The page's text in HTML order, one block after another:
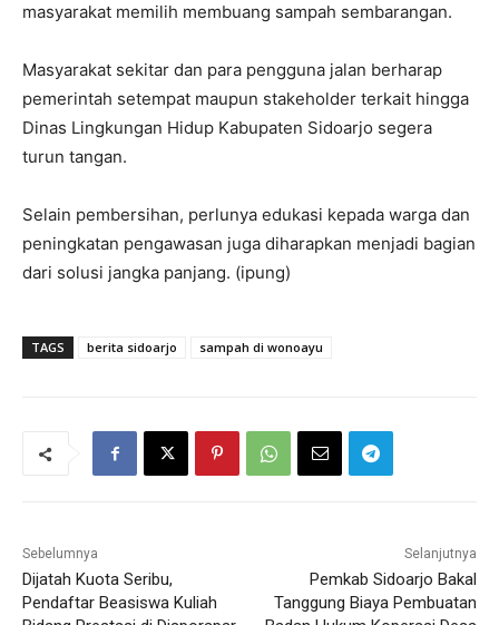
masyarakat memilih membuang sampah sembarangan.
Masyarakat sekitar dan para pengguna jalan berharap
pemerintah setempat maupun stakeholder terkait hingga
Dinas Lingkungan Hidup Kabupaten Sidoarjo segera
turun tangan.
Selain pembersihan, perlunya edukasi kepada warga dan
peningkatan pengawasan juga diharapkan menjadi bagian
dari solusi jangka panjang. (ipung)
TAGS berita sidoarjo sampah di wonoayu
Sebelumnya
Dijatah Kuota Seribu,
Pendaftar Beasiswa Kuliah
Selanjutnya
Pemkab Sidoarjo Bakal
Tanggung Biaya Pembuatan